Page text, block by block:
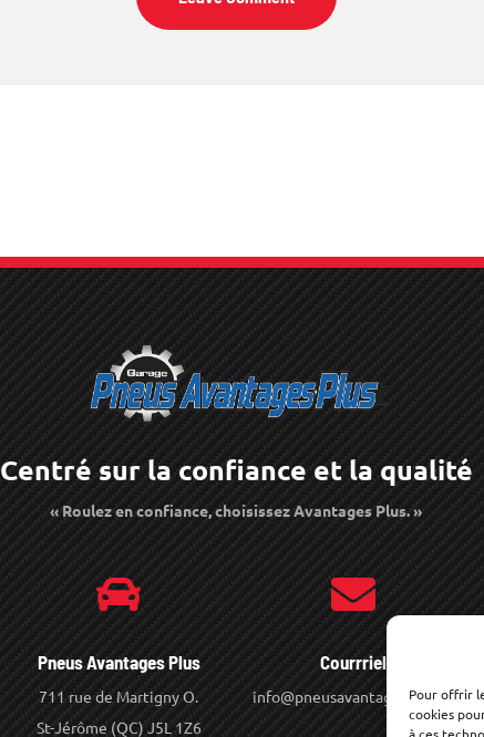
Pour offrir
cookies
Centré sur la confiance et la qualité
« Roulez en confiance, choisissez Avantages Plus. »
Pneus Avantages Plus
711 rue de Martigny O.
St-Jérôme (QC) J5L 1Z6
Courrriel
info@pneusavantagesplus.com